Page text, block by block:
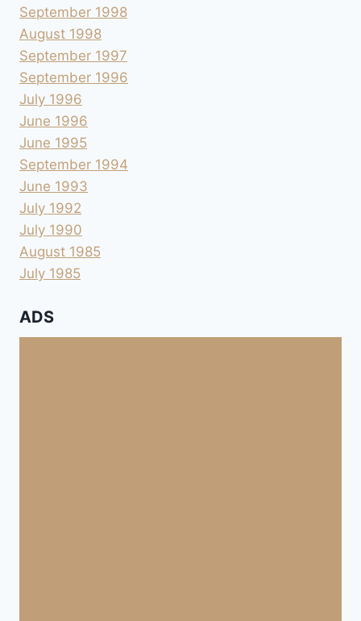
September 1998
August 1998
September 1997
September 1996
July 1996
June 1996
June 1995
September 1994
June 1993
July 1992
July 1990
August 1985
July 1985
ADS